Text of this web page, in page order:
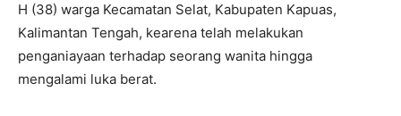
H (38) warga Kecamatan Selat, Kabupaten Kapuas,
Kalimantan Tengah, kearena telah melakukan
penganiayaan terhadap seorang wanita hingga
mengalami luka berat.